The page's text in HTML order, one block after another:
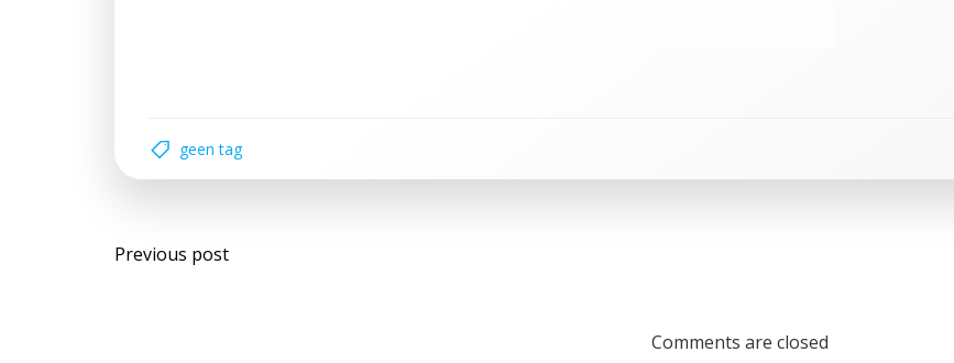
geen tag
Bericht
Previous post
Comments are closed